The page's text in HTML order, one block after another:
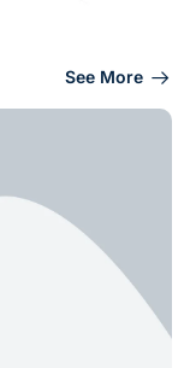
See More